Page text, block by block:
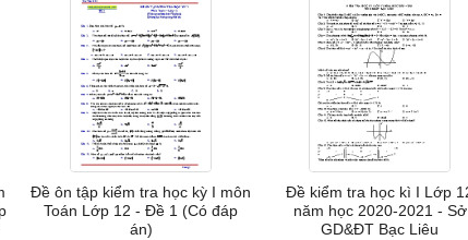
Đề ôn tập kiểm tra học kỳ I môn
Toán Lớp 12 - Đề 1 (Có đáp
án)
Đề kiểm tra học kì I Lớp
năm học 2020-2021 - Sở
GD&ĐT Bạc Liêu